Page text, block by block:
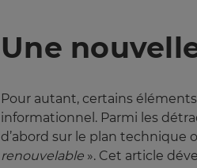
Une
Pour autant, certains
informationnel. Parmi les
d’abord sur le plan technique
renouvelable ». Cet article